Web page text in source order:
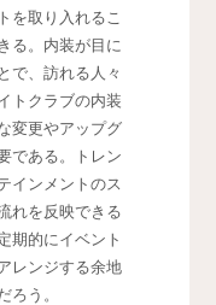
を取り入れるこ
る。内装が目に
で、訪れる人々
トクラブの内装
変更やアップグ
である。トレン
インメントのス
れを反映できる
期的にイベント
レンジする余地
ろう。